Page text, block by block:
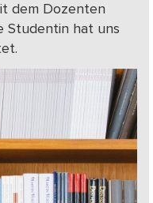
dem Dozenten
Studentin hat uns